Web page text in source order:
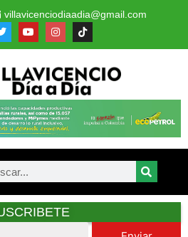
villavicenciodiaadia@gmail.com